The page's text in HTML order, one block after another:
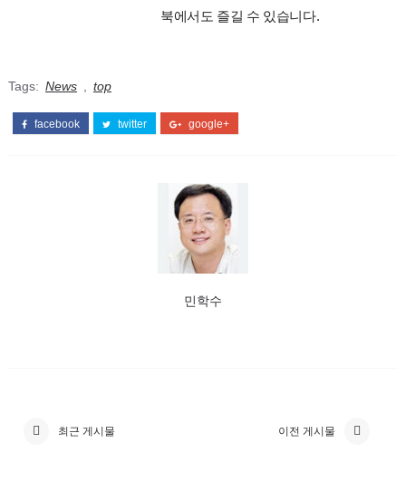
북에서도 즐길 수 있습니다.
Tags: News top
facebook twitter google+
민학수
최근 게시물 이전 게시물